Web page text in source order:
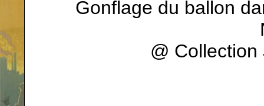
Gonflage du ballon
@